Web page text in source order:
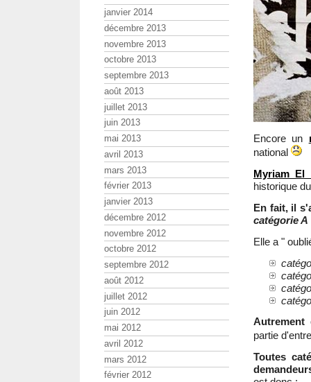
Encore un
national
Myriam El
historique
En fait, il
catégorie A
Elle a "
Autrement
partie
Toutes
janvier 2014
décembre 2013
novembre 2013
octobre 2013
septembre 2013
août 2013
juillet 2013
juin 2013
mai 2013
avril 2013
mars 2013
février 2013
janvier 2013
décembre 2012
novembre 2012
octobre 2012
septembre 2012
août 2012
juillet 2012
juin 2012
mai 2012
avril 2012
mars 2012
février 2012